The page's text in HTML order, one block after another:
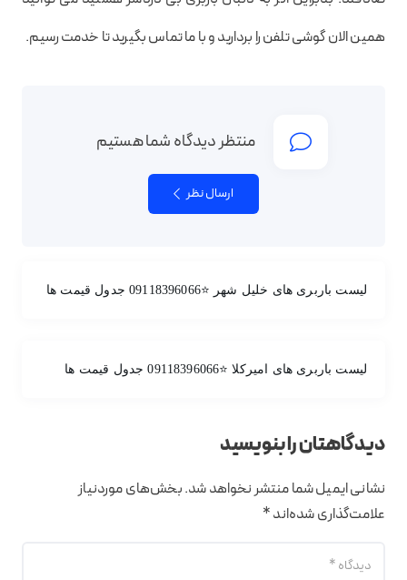
همین الان گوشی تلفن را بردارید و با ما تماس بگیرید تا خدمت رسیم.
منتظر دیدگاه شما هستیم
ارسال نظر
لیست باربری های خلیل شهر ⭐️09118396066 جدول قیمت ها
لیست باربری های امیرکلا ⭐️09118396066 جدول قیمت ها
دیدگاهتان را بنویسید
نشانی ایمیل شما منتشر نخواهد شد.بخش‌های موردنیاز
علامت‌گذاری شده‌اند*